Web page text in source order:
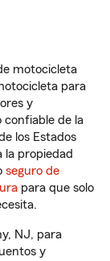
motocicleta
para
y
confiable de la
los Estados
la propiedad
seguro de
para que solo
NJ, para
y